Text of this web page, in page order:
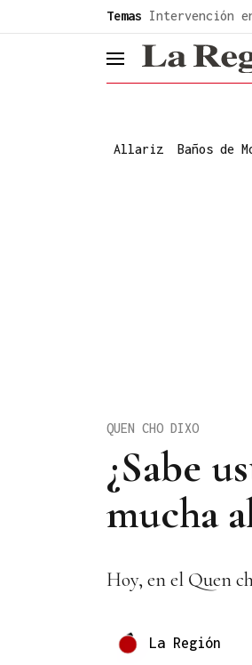
Temas Intervención
header.menu.open
Allariz Baños de
¿Sabe
mucha
QUEN CHO DIXO
Hoy, en el Quen
La Región